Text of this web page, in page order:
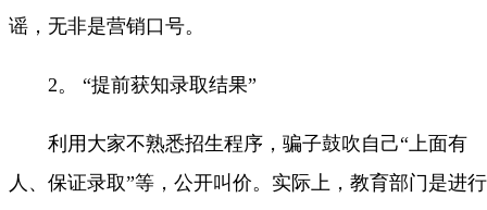
谣，无非是营销口号。
2。 “提前获知录取结果”
利用大家不熟悉招生程序，骗子鼓吹自己“上面有
人、保证录取”等，公开叫价。实际上，教育部门是进行